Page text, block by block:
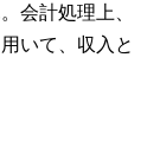
会計処理上、
いて、収入と